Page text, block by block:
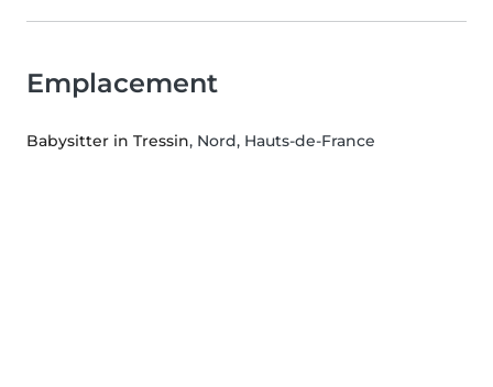
Emplacement
Babysitter in Tressin, Nord, Hauts-de-France